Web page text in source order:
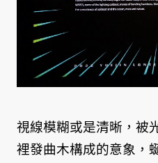
視線模糊或是清晰，被
裡發曲木構成的意象，